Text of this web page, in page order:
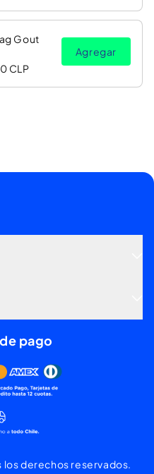
Gout
CLP
Agregar
pago
derechos reservados.